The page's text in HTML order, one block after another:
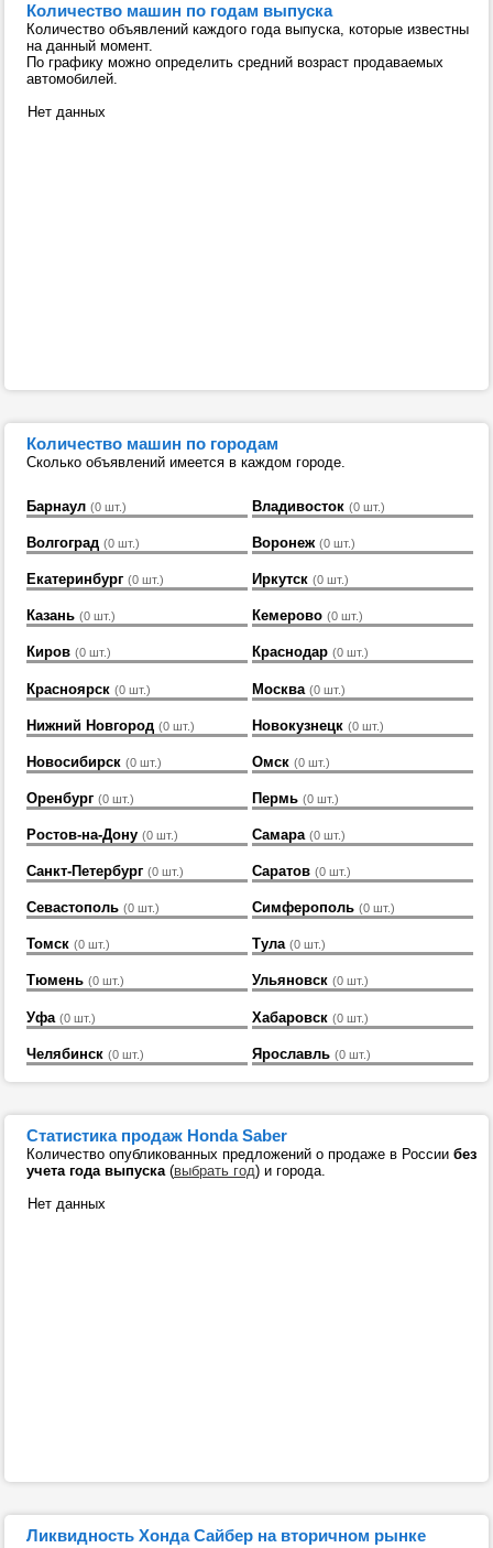
Количество машин по годам выпуска
Количество объявлений каждого года выпуска, которые известны
на данный момент.
По графику можно определить средний возраст продаваемых
автомобилей.
Нет данных
Количество машин по городам
Сколько объявлений имеется в каждом городе.
Барнаул (0 шт.) Владивосток (0 шт.)
Волгоград (0 шт.) Воронеж (0 шт.)
Екатеринбург (0 шт.) Иркутск (0 шт.)
Казань (0 шт.) Кемерово (0 шт.)
Киров (0 шт.) Краснодар (0 шт.)
Красноярск (0 шт.) Москва (0 шт.)
Нижний Новгород (0 шт.) Новокузнецк (0 шт.)
Новосибирск (0 шт.) Омск (0 шт.)
Оренбург (0 шт.) Пермь (0 шт.)
Ростов-на-Дону (0 шт.) Самара (0 шт.)
Санкт-Петербург (0 шт.) Саратов (0 шт.)
Севастополь (0 шт.) Симферополь (0 шт.)
Томск (0 шт.) Тула (0 шт.)
Тюмень (0 шт.) Ульяновск (0 шт.)
Уфа (0 шт.) Хабаровск (0 шт.)
Челябинск (0 шт.) Ярославль (0 шт.)
Статистика продаж Honda Saber
Количество опубликованных предложений о продаже в России без
учета года выпуска(выбрать год) и города.
Нет данных
Ликвидность Хонда Сайбер на вторичном рынке